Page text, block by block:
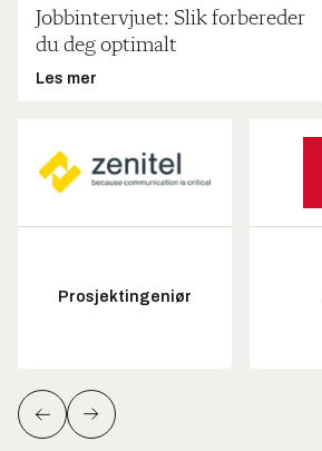
Jobbintervjuet: Slik forbereder
du deg optimalt
Les mer
Prosjektingeniør